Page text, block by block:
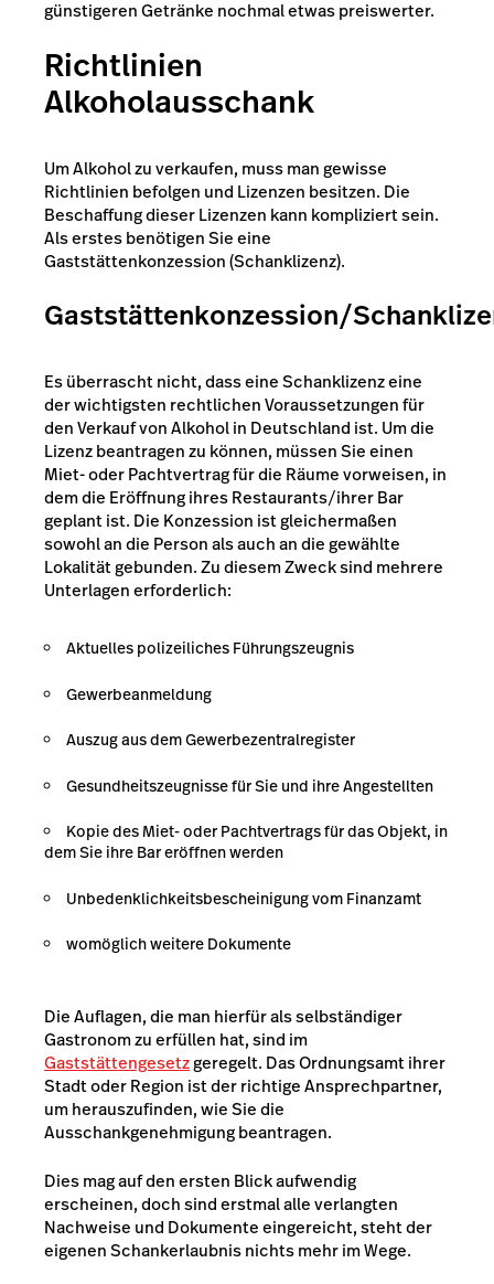
günstigeren Getränke nochmal etwas preiswerter.
Richtlinien
Alkoholausschank
Um Alkohol zu verkaufen, muss man gewisse
Richtlinien befolgen und Lizenzen besitzen. Die
Beschaffung dieser Lizenzen kann kompliziert sein.
Als erstes benötigen Sie eine
Gaststättenkonzession (Schanklizenz).
Gaststättenkonzession/
Es überrascht nicht, dass eine Schanklizenz eine
der wichtigsten rechtlichen Voraussetzungen für
den Verkauf von Alkohol in Deutschland ist. Um die
Lizenz beantragen zu können, müssen Sie einen
Miet- oder Pachtvertrag für die Räume vorweisen, in
dem die Eröffnung ihres Restaurants/ihrer Bar
geplant ist. Die Konzession ist gleichermaßen
sowohl an die Person als auch an die gewählte
Lokalität gebunden. Zu diesem Zweck sind mehrere
Unterlagen erforderlich:
Aktuelles polizeiliches Führungszeugnis
Gewerbeanmeldung
Auszug aus dem Gewerbezentralregister
Gesundheitszeugnisse für Sie und ihre Angestellten
Kopie des Miet- oder Pachtvertrags für das Objekt, in
dem Sie ihre Bar eröffnen werden
Unbedenklichkeitsbescheinigung vom Finanzamt
womöglich weitere Dokumente
Die Auflagen, die man hierfür als selbständiger
Gastronom zu erfüllen hat, sind im
Gaststättengesetzgeregelt. Das Ordnungsamt ihrer
Stadt oder Region ist der richtige Ansprechpartner,
um herauszufinden, wie Sie die
Ausschankgenehmigung beantragen.
Dies mag auf den ersten Blick aufwendig
erscheinen, doch sind erstmal alle verlangten
Nachweise und Dokumente eingereicht, steht der
eigenen Schankerlaubnis nichts mehr im Wege.